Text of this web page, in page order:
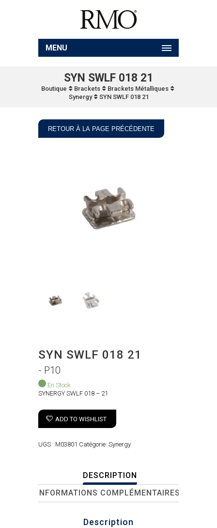
MENU
SYN SWLF 018 21
Boutique Brackets
Brackets Métalliques
Synergy
SYN SWLF 018 21
RETOUR À LA PAGE PRÉCÉDENTE
SYN SWLF 018 21
- P10
En Stock
SYNERGY SWLF 018 – 21
ADD TO WISHLIST
UGS : M03801 Catégorie: Synergy
DESCRIPTION
INFORMATIONS COMPLÉMENTAIRES
Description